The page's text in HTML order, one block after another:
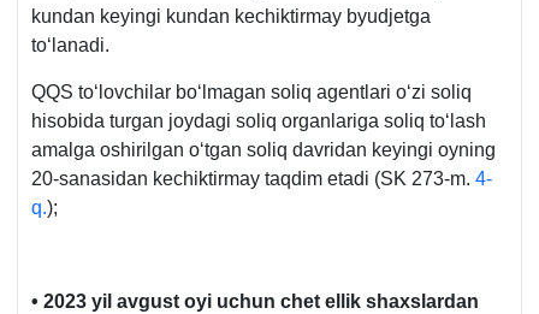
kundan keyingi kundan kechiktirmay byudjetga
toʻlanadi.
QQS toʻlovchilar boʻlmagan soliq agentlari oʻzi soliq
hisobida turgan joydagi soliq organlariga soliq toʻlash
amalga oshirilgan oʻtgan soliq davridan keyingi oyning
20-sanasidan kechiktirmay taqdim etadi (SK 273-m. 4-
q.);
• 2023 yil avgust oyi uchun chet ellik shaхslardan